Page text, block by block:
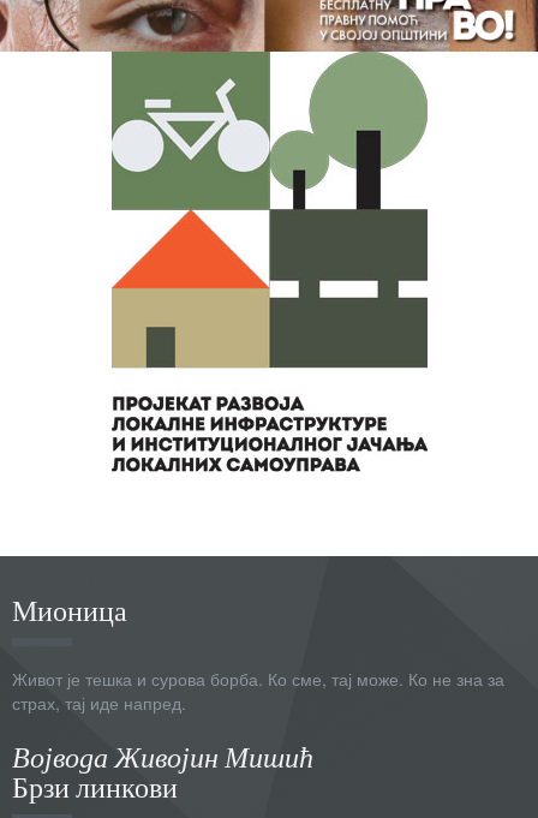
Мионица
Живот је тешка и сурова борба. Ко сме, тај може. Ко не зна за
страх, тај иде напред.
Војвода Живојин Мишић
Брзи линкови